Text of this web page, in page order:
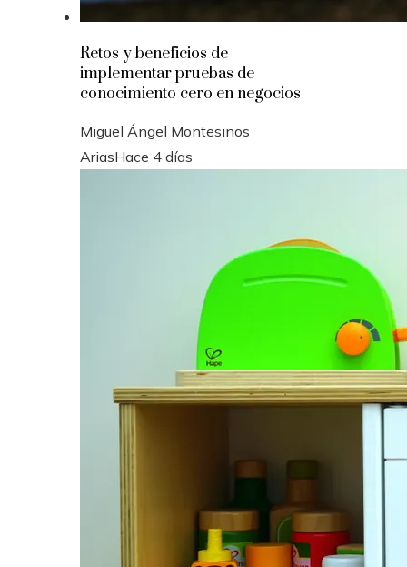
Retos y beneficios de
implementar pruebas de
conocimiento cero en negocios
Miguel Ángel Montesinos
AriasHace 4 días